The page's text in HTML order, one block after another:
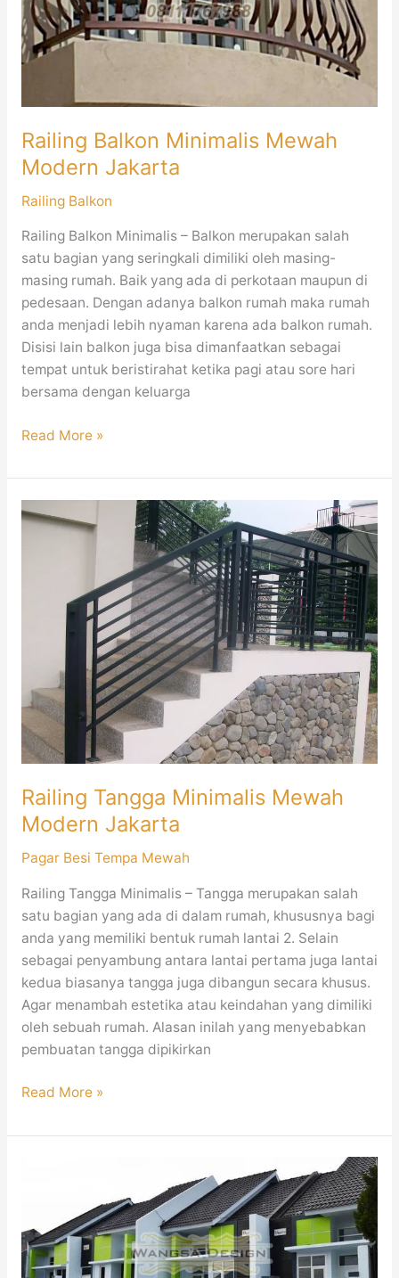
Railing Balkon Minimalis Mewah
Modern Jakarta
Railing Balkon
Railing Balkon Minimalis – Balkon merupakan salah
satu bagian yang seringkali dimiliki oleh masing-
masing rumah. Baik yang ada di perkotaan maupun di
pedesaan. Dengan adanya balkon rumah maka rumah
anda menjadi lebih nyaman karena ada balkon rumah.
Disisi lain balkon juga bisa dimanfaatkan sebagai
tempat untuk beristirahat ketika pagi atau sore hari
bersama dengan keluarga
Read More »
Railing Tangga Minimalis Mewah
Modern Jakarta
Pagar Besi Tempa Mewah
Railing Tangga Minimalis – Tangga merupakan salah
satu bagian yang ada di dalam rumah, khususnya bagi
anda yang memiliki bentuk rumah lantai 2. Selain
sebagai penyambung antara lantai pertama juga lantai
kedua biasanya tangga juga dibangun secara khusus.
Agar menambah estetika atau keindahan yang dimiliki
oleh sebuah rumah. Alasan inilah yang menyebabkan
pembuatan tangga dipikirkan
Railing
Tangga
Modern
Jakarta
Read More »
besi
Minimalis